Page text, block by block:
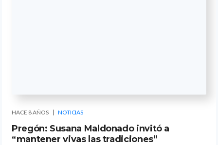
HACE 8 AÑOS NOTICIAS
Pregón: Susana Maldonado invitó a
“mantener vivas las tradiciones”